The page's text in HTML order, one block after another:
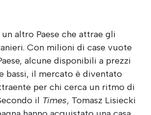
altro Paese che attrae gli
Con milioni di case vuote
alcune disponibili a prezzi
bassi, il mercato è diventato
per chi cerca un ritmo di
il Times, Tomasz Lisiecki